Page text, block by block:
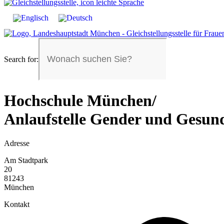
Search for:
Hochschule München/
Anlaufstelle Gender und
Adresse
Am Stadtpark
20
81243
München
Kontakt